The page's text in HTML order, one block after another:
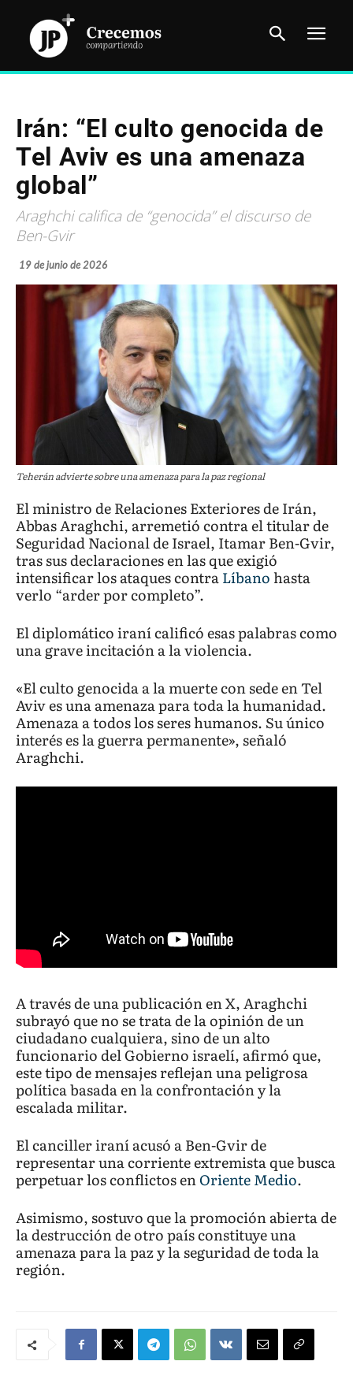
Irán: “El culto genocida de
Tel Aviv es una amenaza
global”
Araghchi califica de “genocida” el discurso de
Ben-Gvir
19 de junio de 2026
Teherán advierte sobre una amenaza para la paz regional
El ministro de Relaciones Exteriores de Irán,
Abbas Araghchi, arremetió contra el titular de
Seguridad Nacional de Israel, Itamar Ben-Gvir,
tras sus declaraciones en las que exigió
intensificar los ataques contraLíbanohasta
verlo “arder por completo”.
El diplomático iraní calificó esas palabras como
una grave incitación a la violencia.
«El culto genocida a la muerte con sede en Tel
Aviv es una amenaza para toda la humanidad.
Amenaza a todos los seres humanos. Su único
interés es la guerra permanente», señaló
Araghchi.
A través de una publicación en X, Araghchi
subrayó que no se trata de la opinión de un
ciudadano cualquiera, sino de un alto
funcionario del Gobierno israelí, afirmó que,
este tipo de mensajes reflejan una peligrosa
política basada en la confrontación y la
escalada militar.
El canciller iraní acusó a Ben-Gvir de
representar una corriente extremista que busca
perpetuar los conflictos enOriente Medio.
Asimismo, sostuvo que la promoción abierta de
la destrucción de otro país constituye una
amenaza para la paz y la seguridad de toda la
región.